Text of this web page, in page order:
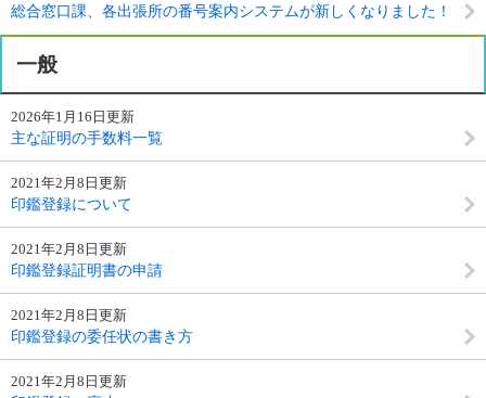
総合窓口課、各出張所の番号案内システムが新しくなりました！
一般
2026年1月16日更新
主な証明の手数料一覧
2021年2月8日更新
印鑑登録について
2021年2月8日更新
印鑑登録証明書の申請
2021年2月8日更新
印鑑登録の委任状の書き方
2021年2月8日更新